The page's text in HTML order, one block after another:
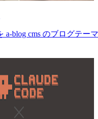
a-blog cms のブログテー